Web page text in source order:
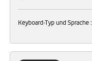
Keyboard-Typ und Sprache :